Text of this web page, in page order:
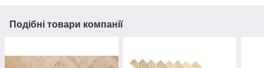
Подібні товари компанії